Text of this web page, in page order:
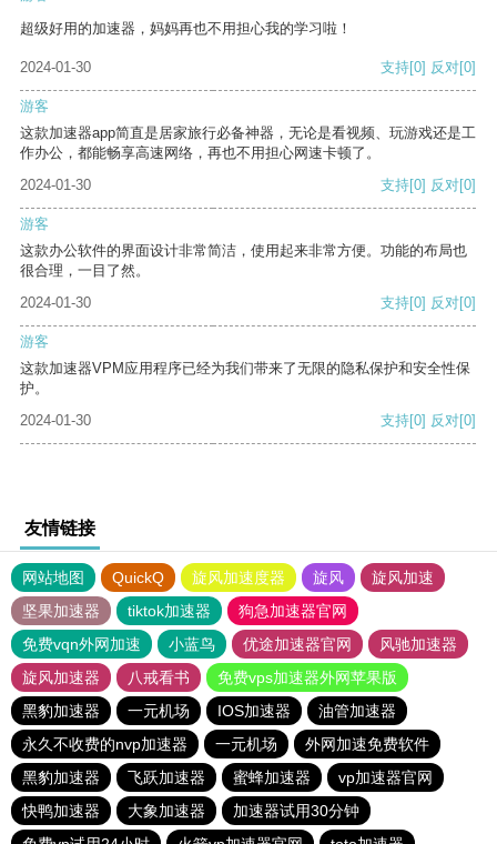
超级好用的加速器，妈妈再也不用担心我的学习啦！
2024-01-30 支持[0] 反对[0]
游客
这款加速器app简直是居家旅行必备神器，无论是看视频、玩游戏还是工
作办公，都能畅享高速网络，再也不用担心网速卡顿了。
2024-01-30
支持[0] 反对[0]
游客
这款办公软件的界面设计非常简洁，使用起来非常方便。功能的布局也
很合理，一目了然。
2024-01-30
支持[0] 反对[0]
游客
这款加速器VPM应用程序已经为我们带来了无限的隐私保护和安全性保
护。
2024-01-30
支持[0] 反对[0]
友情链接
网站地图 QuickQ 旋风加速度器 旋风
旋风加速
坚果加速器
tiktok加速器
狗急加速器官网
免费vqn外网加速
小蓝鸟 优途加速器官网
风驰加速器
旋风加速器
八戒看书
免费vps加速器外网苹果版
黑豹加速器
一元机场 IOS加速器
油管加速器
永久不收费的nvp加速器
一元机场
外网加速免费软件
黑豹加速器
飞跃加速器 蜜蜂加速器
vp加速器官网
快鸭加速器
大象加速器
加速器试用30分钟